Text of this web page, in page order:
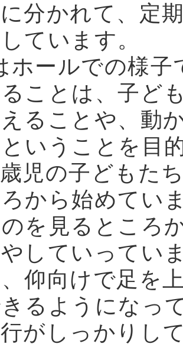
分かれて、定
ています。
ホールでの様
ことは、子ど
ることや、動
いうことを目
児の子どもた
から始めてい
を見るところ
していってい
仰向けで足を
るようになっ
がしっかりし